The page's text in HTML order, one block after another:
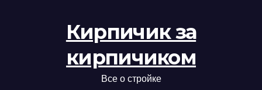
Кирпичик за
кирпичиком
Все о стройке